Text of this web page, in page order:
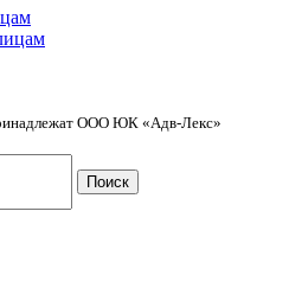
ООО ЮК «Адв-Лекс»
Поиск